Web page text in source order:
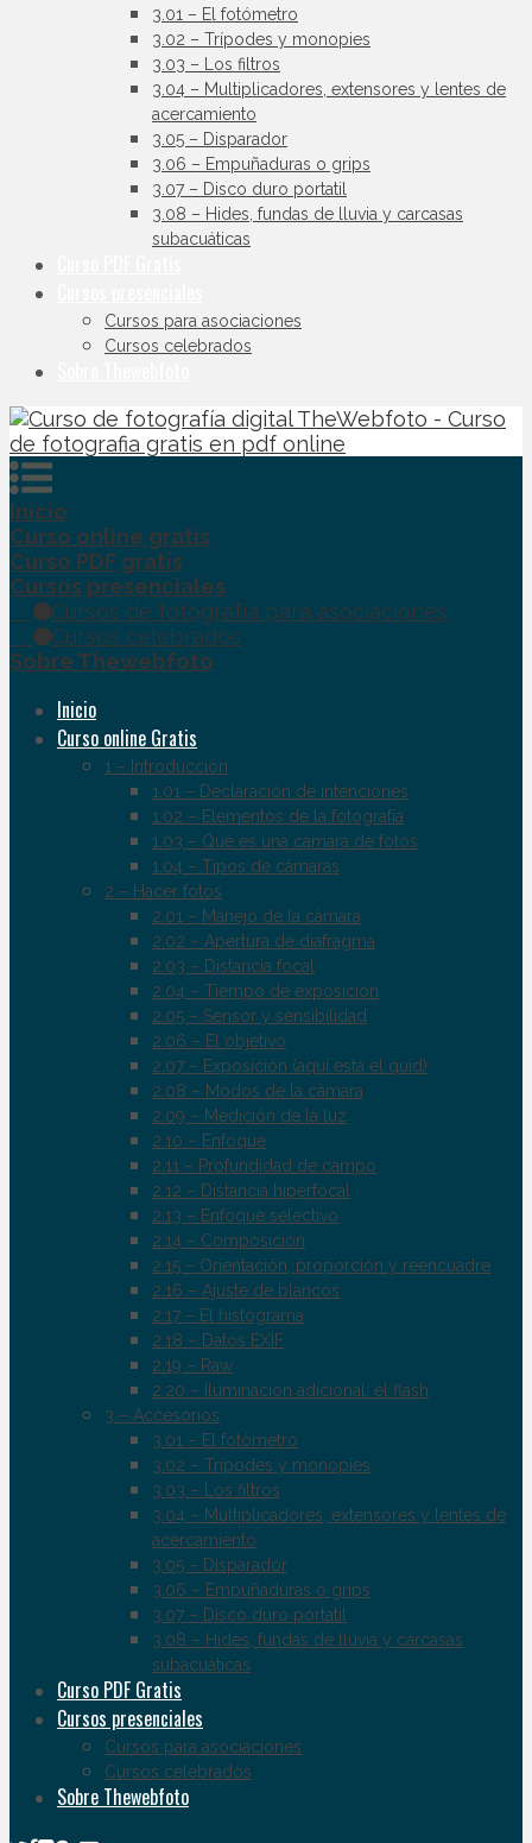
3.01 – El fotómetro
3.02 – Trípodes y monopies
3.03 – Los filtros
3.04 – Multiplicadores, extensores y lentes de
acercamiento
3.05 – Disparador
3.06 – Empuñaduras o grips
3.07 – Disco duro portatil
3.08 – Hides, fundas de lluvia y carcasas
subacuáticas
Cursos para asociaciones
Cursos celebrados
Inicio
Curso online gratis
Curso PDF gratis
Cursos presenciales
Cursos de fotografía para asociaciones
Cursos celebrados
Sobre Thewebfoto
Inicio
Curso online Gratis
1 – Introducción
1.01 – Declaración de intenciones
1.02 – Elementos de la fotografía
1.03 – Qué es una cámara de fotos
1.04 – Tipos de cámaras
2 – Hacer fotos
2.01 – Manejo de la cámara
2.02 – Apertura de diafragma
2.03 – Distancia focal
2.04 – Tiempo de exposición
2.05 – Sensor y sensibilidad
2.06 – El objetivo
2.07 – Exposición (aquí está el quid)
2.08 – Modos de la cámara
2.09 – Medición de la luz
2.10 – Enfoque
2.11 – Profundidad de campo
2.12 – Distancia hiperfocal
2.13 – Enfoque selectivo
2.14 – Composición
2.15 – Orientación, proporción y reencuadre
2.16 – Ajuste de blancos
2.17 – El histograma
2.18 – Datos EXIF
2.19 – Raw
2.20 – Iluminación adicional: el flash
3 – Accesorios
3.01 – El fotómetro
3.02 – Trípodes y monopies
3.03 – Los filtros
3.04 – Multiplicadores, extensores y lentes de
acercamiento
3.05 – Disparador
3.06 – Empuñaduras o grips
3.07 – Disco duro portatil
3.08 – Hides, fundas de lluvia y carcasas
subacuáticas
Curso PDF Gratis
Cursos presenciales
Cursos para asociaciones
Cursos celebrados
Sobre Thewebfoto